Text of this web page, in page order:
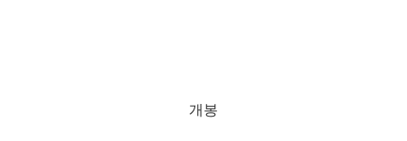
개봉